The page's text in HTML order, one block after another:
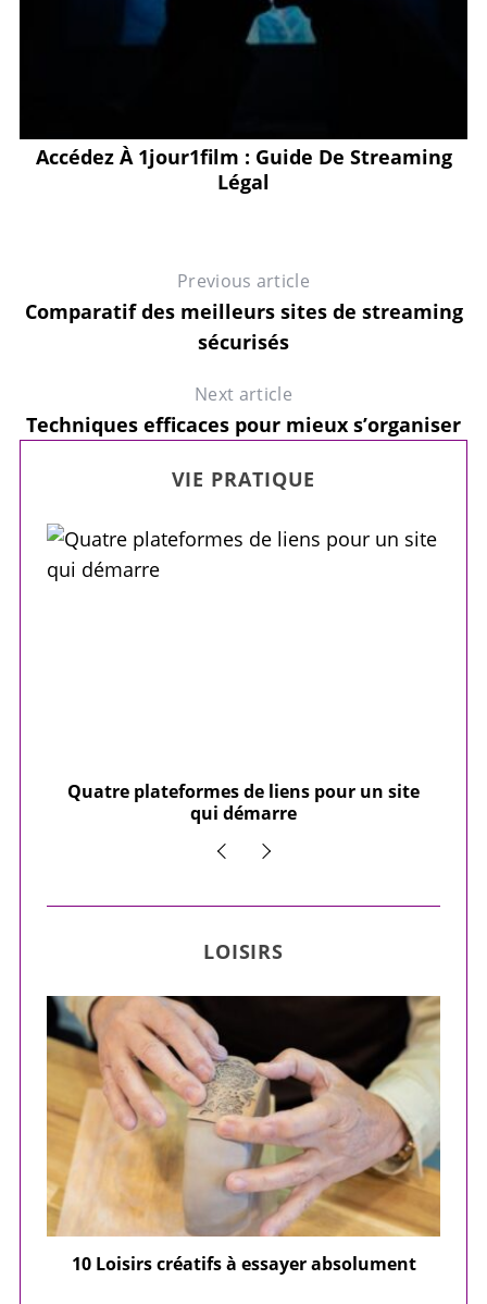
Accédez À 1jour1film : Guide De Streaming
Légal
Previous article
Comparatif des meilleurs sites de streaming
sécurisés
Next article
Techniques efficaces pour mieux s’organiser
VIE PRATIQUE
Quatre plateformes de liens pour un site
qui démarre
LOISIRS
10 Loisirs créatifs à essayer absolument